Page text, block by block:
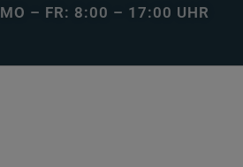
MO – FR: 8:00 – 17:00 UHR